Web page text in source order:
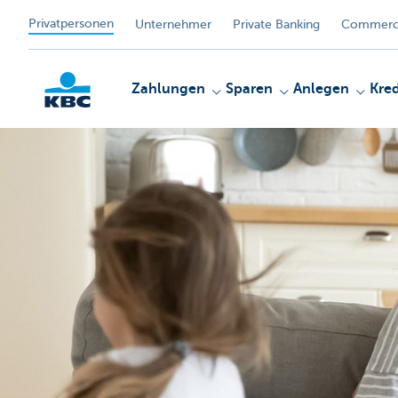
Privatpersonen Unternehmer Private Banking
Zahlungen Sparen Anlegen